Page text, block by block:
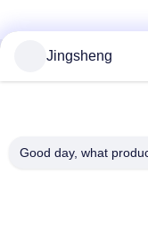
Jingsheng
Good day, what